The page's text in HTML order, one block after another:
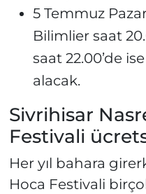
5 Temmuz
Bilimlier saat
saat 22.00’de
alacak.
Sivrihisar
Festivali
Her yıl bahara
Hoca Festivali